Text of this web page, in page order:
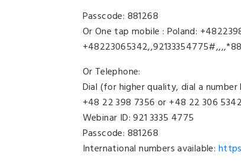
Passcode: 881268
Or One tap mobile : Poland:
Or Telephone:
Dial (for higher quality, dial a
+48 22 398 7356 or +48 22 306
Webinar ID: 921 3335 4775
Passcode: 881268
International numbers available: